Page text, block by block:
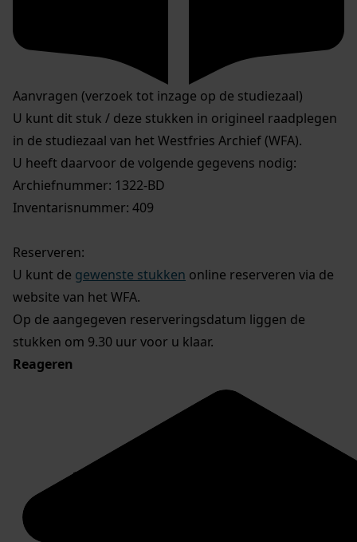
Aanvragen (verzoek tot inzage op de studiezaal)
U kunt dit stuk / deze stukken in origineel raadplegen
in de studiezaal van het Westfries Archief (WFA).
U heeft daarvoor de volgende gegevens nodig:
Archiefnummer: 1322-BD
Inventarisnummer: 409
Reserveren:
U kunt de gewenste stukken online reserveren via de
website van het WFA.
Op de aangegeven reserveringsdatum liggen de
stukken om 9.30 uur voor u klaar.
Reageren